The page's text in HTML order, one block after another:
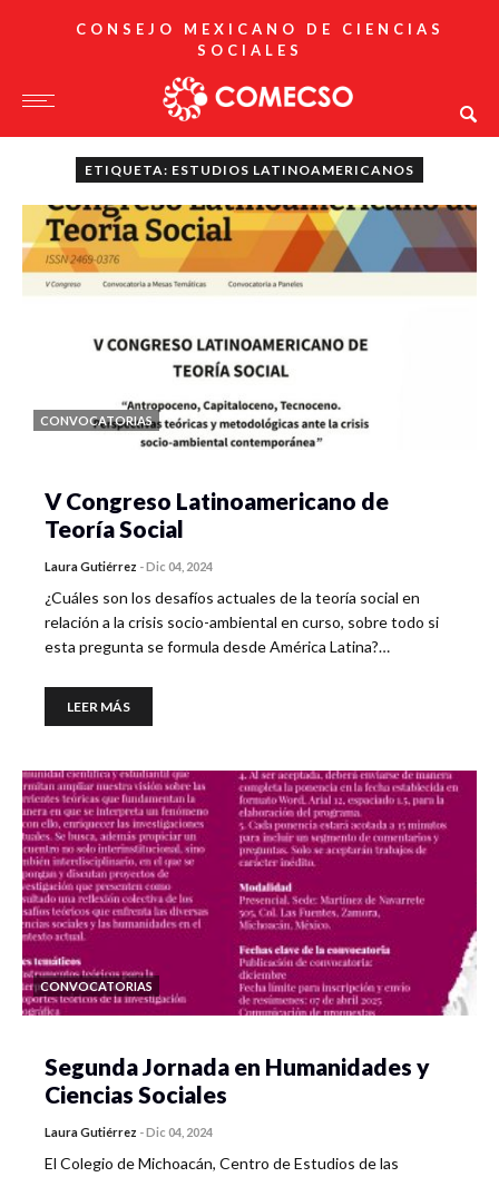
CONSEJO MEXICANO DE CIENCIAS
SOCIALES
ETIQUETA: ESTUDIOS LATINOAMERICANOS
CONVOCATORIAS
V Congreso Latinoamericano de
Teoría Social
Laura Gutiérrez -Dic 04, 2024
¿Cuáles son los desafíos actuales de la teoría social en
relación a la crisis socio-ambiental en curso, sobre todo si
esta pregunta se formula desde América Latina?…
LEER MÁS
CONVOCATORIAS
Segunda Jornada en Humanidades y
Ciencias Sociales
Laura Gutiérrez -Dic 04, 2024
El Colegio de Michoacán, Centro de Estudios de las